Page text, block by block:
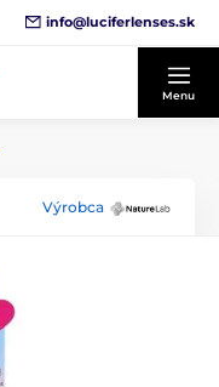
info@luciferlenses.sk
Menu
Výrobca